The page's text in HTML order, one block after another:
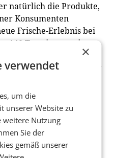
natürlich die Produkte,
Konsumenten
Frische-Erlebnis bei
140 Tage ist nur ein
die im Weichspüler-
und mit verbesserter
Verpackungen aus
Oder die
Clin aller Zeiten bietet:
Frühjahrsputz für
saubere,
die Henkel-Marke mit
dem besonderen
×
verwendet
um die
unserer Website zu
weitere Nutzung
Sie der
gemäß unserer